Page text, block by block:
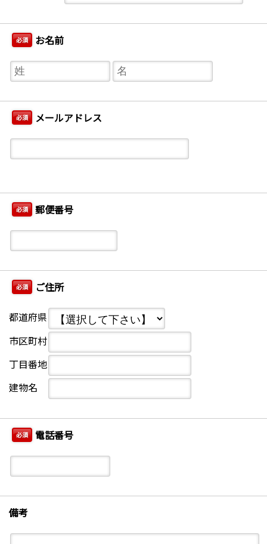
必須 お名前
必須 メールアドレス
必須 郵便番号
必須 ご住所
都道府県
市区町村
丁目番地
建物名
必須 電話番号
備考